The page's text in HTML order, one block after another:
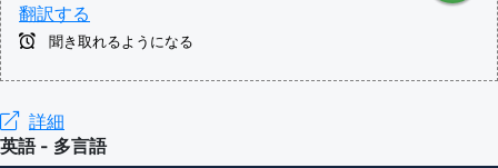
翻訳する
聞き取れるようになる
詳細
英語 - 多言語